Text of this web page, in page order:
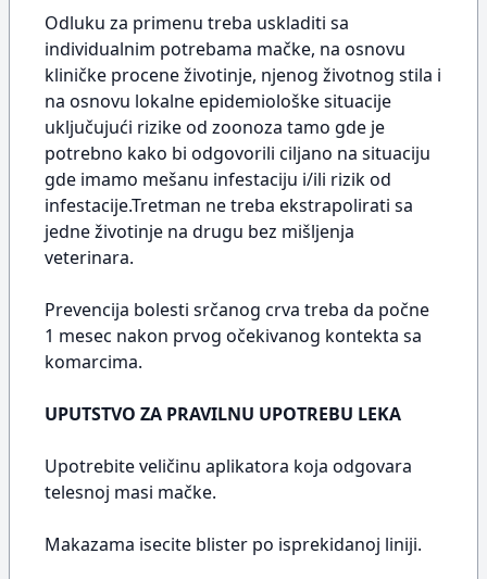
Odluku za primenu treba uskladiti sa
individualnim potrebama mačke, na osnovu
kliničke procene životinje, njenog životnog stila i
na osnovu lokalne epidemiološke situacije
uključujući rizike od zoonoza tamo gde je
potrebno kako bi odgovorili ciljano na situaciju
gde imamo mešanu infestaciju i/ili rizik od
infestacije.Tretman ne treba ekstrapolirati sa
jedne životinje na drugu bez mišljenja
veterinara.
Prevencija bolesti srčanog crva treba da počne
1 mesec nakon prvog očekivanog kontekta sa
komarcima.
UPUTSTVO ZA PRAVILNU UPOTREBU LEKA
Upotrebite veličinu aplikatora koja odgovara
telesnoj masi mačke.
Makazama isecite blister po isprekidanoj liniji.